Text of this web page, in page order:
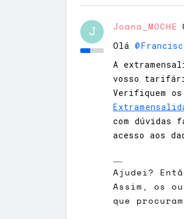
J Joana_MOCHE
Olá
A
vosso
Verifiquem os
com dúvidas
acesso aos
Ajudei?
Assim, os
que